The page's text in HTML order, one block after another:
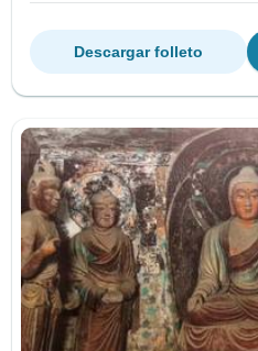
Descargar folleto